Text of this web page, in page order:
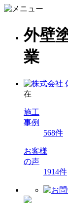
外壁
業
在
施工
事例
568件
お客様
の声
1914件